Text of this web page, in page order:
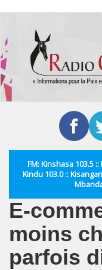
contenu
principal
FM: Kinshasa 103.5
Kindu 103.0 ::
E-
moins
parfois